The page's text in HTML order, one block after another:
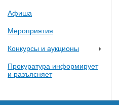
Афиша
Мероприятия
Конкурсы и аукционы
Прокуратура информирует
и разъясняет